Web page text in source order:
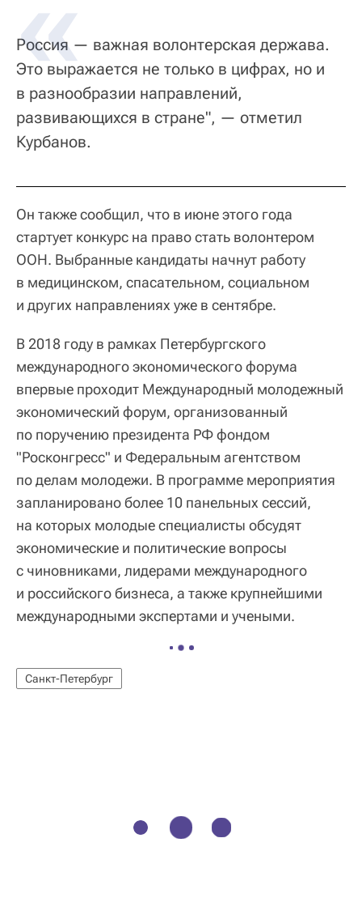
Россия — важная волонтерская держава.
Это выражается не только в цифрах, но и
в разнообразии направлений,
развивающихся в стране", — отметил
Курбанов.
Он также сообщил, что в июне этого года
стартует конкурс на право стать волонтером
ООН. Выбранные кандидаты начнут работу
в медицинском, спасательном, социальном
и других направлениях уже в сентябре.
В 2018 году в рамках Петербургского
международного экономического форума
впервые проходит Международный молодежный
экономический форум, организованный
по поручению президента РФ фондом
"Росконгресс" и Федеральным агентством
по делам молодежи. В программе мероприятия
запланировано более 10 панельных сессий,
на которых молодые специалисты обсудят
экономические и политические вопросы
с чиновниками, лидерами международного
и российского бизнеса, а также крупнейшими
международными экспертами и учеными.
Санкт-Петербург